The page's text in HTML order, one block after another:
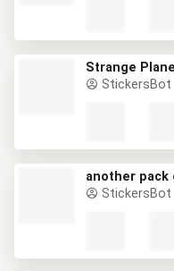
Strange
StickersBot
another
StickersBot